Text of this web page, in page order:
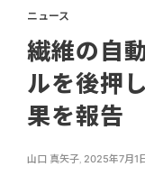
ニュース
繊維の自
ルを後押
果を報告
山口 真矢子, 2025年7月1日